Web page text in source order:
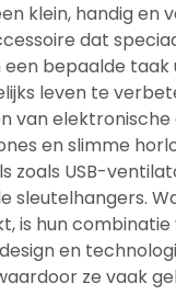
klein, handig en
dat
bepaalde taak
leven te
van
en slimme
zoals USB-
sleutelhangers.
is hun combinatie
en
ze vaak